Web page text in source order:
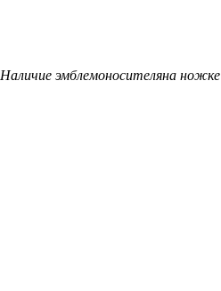
Наличие эмблемоносителяна ножке